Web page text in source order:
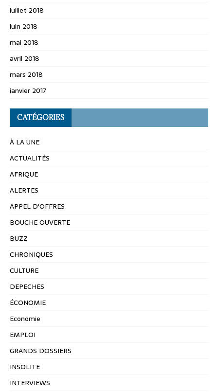
juillet 2018
juin 2018
mai 2018
avril 2018
mars 2018
janvier 2017
CATÉGORIES
À LA UNE
ACTUALITÉS
AFRIQUE
ALERTES
APPEL D'OFFRES
BOUCHE OUVERTE
BUZZ
CHRONIQUES
CULTURE
DEPECHES
ÉCONOMIE
Economie
EMPLOI
GRANDS DOSSIERS
INSOLITE
INTERVIEWS